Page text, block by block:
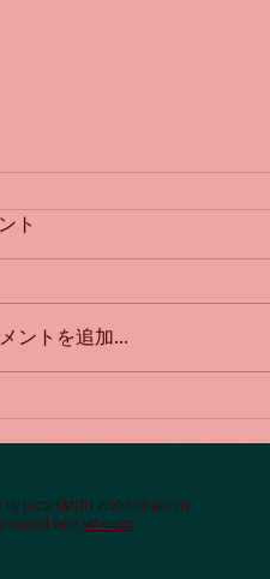
、オブジェ、コンピュータ
クスチュア、魔法陣）
ト
ントを追加…
JACK SMITH PHOTOGRAPHY.
created with Wix.com